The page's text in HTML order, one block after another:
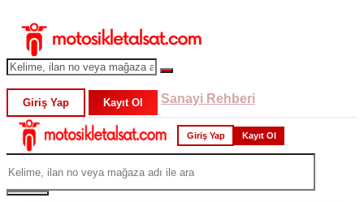
Giriş Yap Kayıt Ol Sanayi Rehberi
Giriş Yap Kayıt Ol